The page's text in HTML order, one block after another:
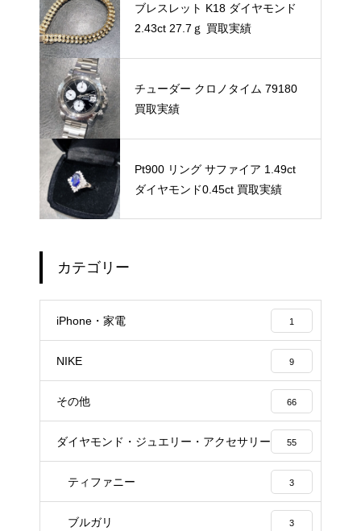
ブレスレット K18 ダイヤモンド
2.43ct 27.7ｇ 買取実績
チューダー クロノタイム 79180
買取実績
Pt900 リング サファイア 1.49ct
ダイヤモンド0.45ct 買取実績
カテゴリー
iPhone・家電 1
NIKE 9
その他 66
ダイヤモンド・ジュエリー・アクセサリー 55
ティファニー 3
ブルガリ 3